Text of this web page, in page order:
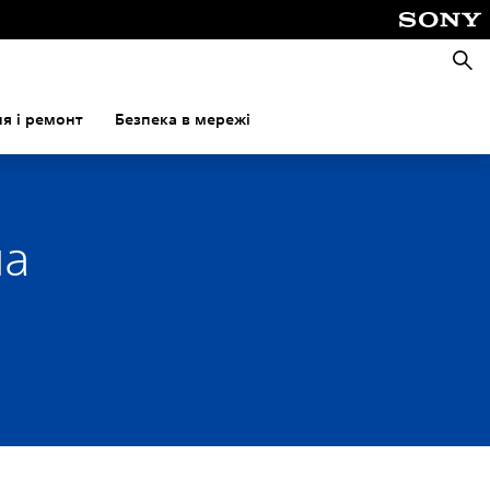
і ремонт Безпека в мережі